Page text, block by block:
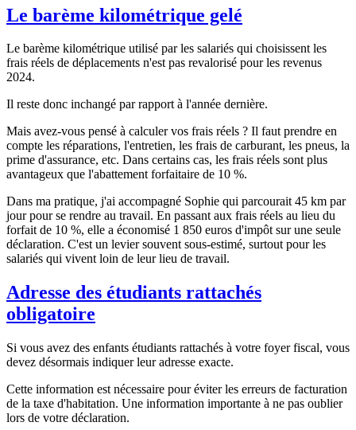
Le barème kilométrique gelé
Le barème kilométrique utilisé par les salariés qui choisissent les
frais réels de déplacements n'est pas revalorisé pour les revenus
2024.
Il reste donc inchangé par rapport à l'année dernière.
Mais avez-vous pensé à calculer vos frais réels ? Il faut prendre en
compte les réparations, l'entretien, les frais de carburant, les pneus, la
prime d'assurance, etc. Dans certains cas, les frais réels sont plus
avantageux que l'abattement forfaitaire de 10 %.
Dans ma pratique, j'ai accompagné Sophie qui parcourait 45 km par
jour pour se rendre au travail. En passant aux frais réels au lieu du
forfait de 10 %, elle a économisé 1 850 euros d'impôt sur une seule
déclaration. C'est un levier souvent sous-estimé, surtout pour les
salariés qui vivent loin de leur lieu de travail.
Adresse des étudiants rattachés
obligatoire
Si vous avez des enfants étudiants rattachés à votre foyer fiscal, vous
devez désormais indiquer leur adresse exacte.
Cette information est nécessaire pour éviter les erreurs de facturation
de la taxe d'habitation. Une information importante à ne pas oublier
lors de votre déclaration.